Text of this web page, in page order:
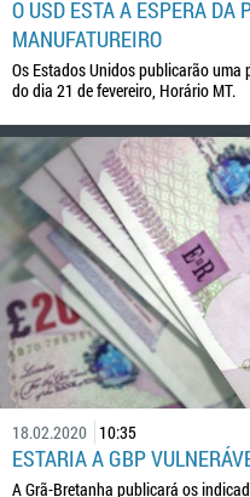
O USD ESTÁ À ESPERA DA
MANUFATUREIRO
Os Estados Unidos publicarão
do dia 21 de fevereiro, Horário MT.
18.02.2020 10:35
ESTARIA A GBP
A Grã-Bretanha publicará os